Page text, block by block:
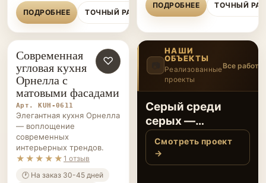
ПОДРОБНЕЕ ТОЧНЫЙ РАСЧЁТ
ПОДРОБНЕЕ ТОЧНЫЙ
КУХНИ НА ЗАКАЗ ♡
Современная
угловая кухня
Орнелла с
матовыми фасадами
Арт. KUH-0611
Элегантная кухня Орнелла
— воплощение
современных
интерьерных трендов.
★★★★★ 1 отзыв
🕐 На заказ 30-45 дней
НАШИ
ОБЪЕКТЫ
Реализованные
проекты
Все
‹ ›
Серый среди
серых —
вдохновляющая
кухня в оттенках
графита
Смотреть проект
→